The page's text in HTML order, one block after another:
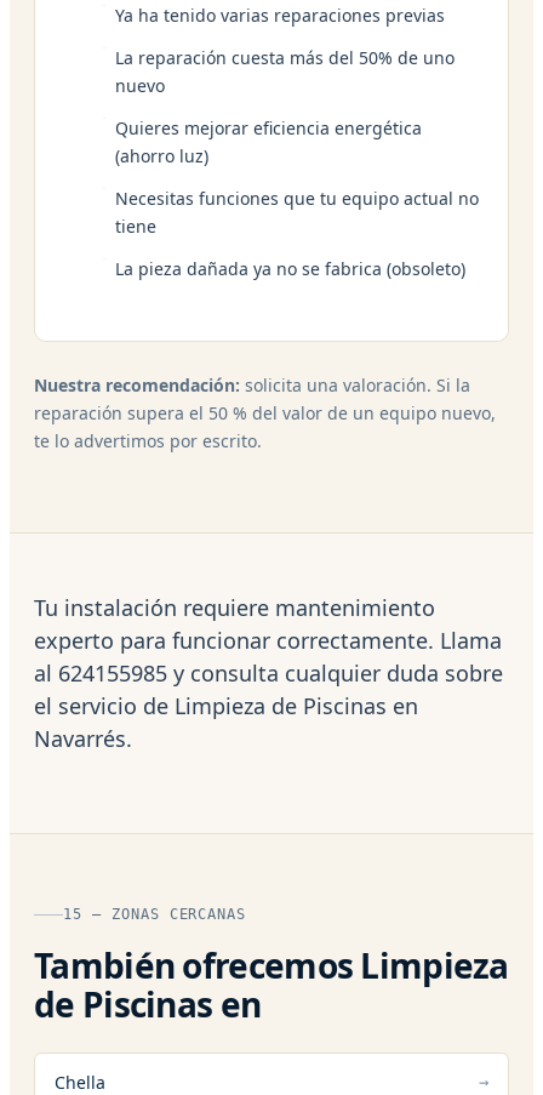
Ya ha tenido varias reparaciones previas
La reparación cuesta más del 50% de uno
nuevo
Quieres mejorar eficiencia energética
(ahorro luz)
Necesitas funciones que tu equipo actual no
tiene
La pieza dañada ya no se fabrica (obsoleto)
Nuestra recomendación: solicita una valoración. Si la
reparación supera el 50 % del valor de un equipo nuevo,
te lo advertimos por escrito.
Tu instalación requiere mantenimiento
experto para funcionar correctamente. Llama
al 624155985 y consulta cualquier duda sobre
el servicio de Limpieza de Piscinas en
Navarrés.
15 — ZONAS CERCANAS
También ofrecemos Limpieza
de Piscinas en
Chella